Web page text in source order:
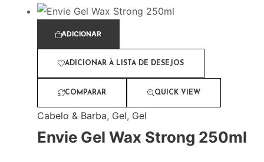
ADICIONAR
ADICIONAR À LISTA DE DESEJOS
COMPARAR QUICK VIEW
Cabelo & Barba, Gel, Gel
Envie Gel Wax Strong 250ml